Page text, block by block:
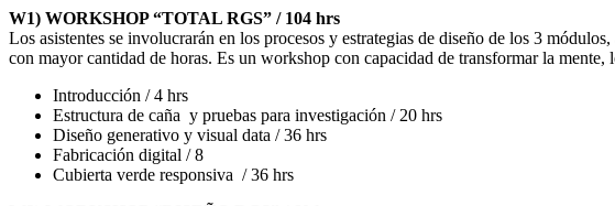
W1) WORKSHOP “TOTAL RGS” / 104 hrs
Los asistentes se involucrarán en los procesos y estrategias de diseño de los 3
con mayor cantidad de horas. Es un workshop con capacidad de transformar la
Introducción / 4 hrs
Estructura de caña y pruebas para investigación / 20 hrs
Diseño generativo y visual data / 36 hrs
Fabricación digital / 8
Cubierta verde responsiva / 36 hrs